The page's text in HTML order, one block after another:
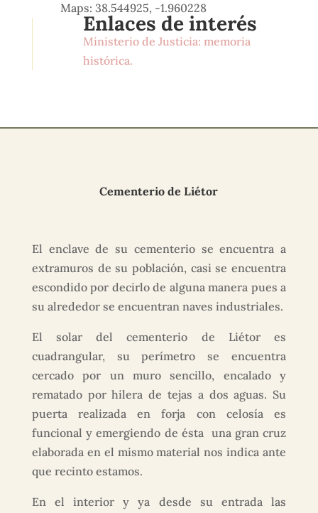
Maps: 38.544925, -1.960228
Enlaces de interés
Ministerio de Justicia: memoria
histórica.
Cementerio de Liétor
El enclave de su cementerio se encuentra a
extramuros de su población, casi se encuentra
escondido por decirlo de alguna manera pues a
su alrededor se encuentran naves industriales.
El solar del cementerio de Liétor es
cuadrangular, su perímetro se encuentra
cercado por un muro sencillo, encalado y
rematado por hilera de tejas a dos aguas. Su
puerta realizada en forja con celosía es
funcional y emergiendo de ésta una gran cruz
elaborada en el mismo material nos indica ante
que recinto estamos.
En el interior y ya desde su entrada las